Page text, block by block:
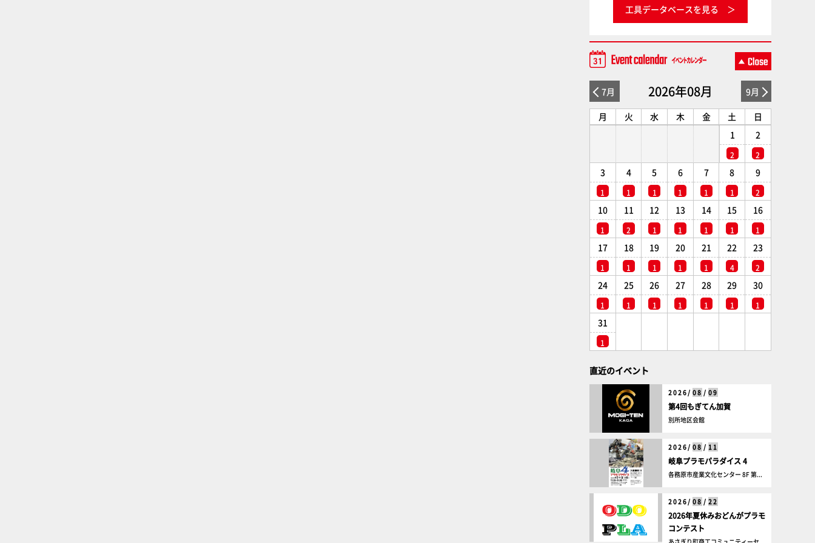
工具データベースを見る
7月 2026年08月 9月
月 火 水 木 金 土
日
1
2
2
2
3
1
4
1
5
1
6
1
7
1
8
1
9
2
10
1
11
2
12
1
13
1
14
1
15
1
16
1
17
1
18
1
19
1
20
1
21
1
22
4
23
2
24
1
25
1
26
1
27
1
28
1
29
1
30
1
31
1
直近のイベント
2026/ 08 / 09
第4回もぎてん加賀
別所地区会館
2026/ 08 / 11
岐阜プラモパラダイス 4
各務原市産業文化センター 8F 第...
2026/ 08 / 22
2026年夏休みおどんがプラモ
コンテスト